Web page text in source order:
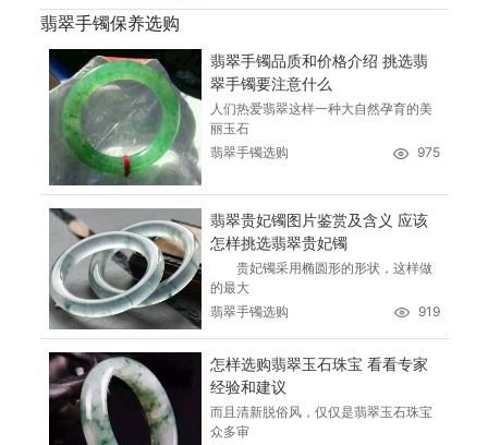
翡翠手镯保养选购
翡翠手镯品质和价格介绍 挑选翡
翠手镯要注意什么
人们热爱翡翠这样一种大自然孕育的美
丽玉石
翡翠手镯选购
975
翡翠贵妃镯图片鉴赏及含义 应该
怎样挑选翡翠贵妃镯
贵妃镯采用椭圆形的形状，这样做
的最大
翡翠手镯选购
919
怎样选购翡翠玉石珠宝 看看专家
经验和建议
而且清新脱俗风，仅仅是翡翠玉石珠宝
众多审